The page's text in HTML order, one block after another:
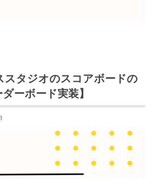
スタジオのスコアボードの
ーボード実装】